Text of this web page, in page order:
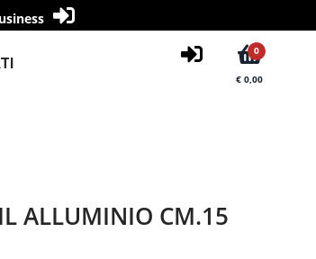
0
€ 0,00
ALLUMINIO CM.15